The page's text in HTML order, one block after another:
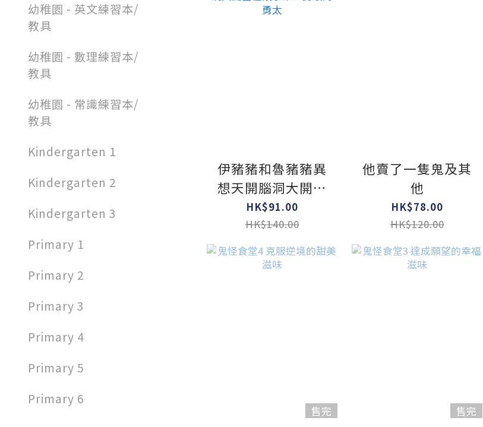
幼稚園 - 英文練習本/
教具
幼稚園 - 數理練習本/
教具
幼稚園 - 常識練習本/
教具
Kindergarten 1
Kindergarten 2
Kindergarten 3
Primary 1
Primary 2
Primary 3
Primary 4
Primary 5
Primary 6
伊豬豬和魯豬豬異
想天開腦洞大開古
怪故事集：勇敢的
勇太
HK$91.00
HK$140.00
他賣了一隻鬼及其
他
HK$78.00
HK$120.00
售完 售完